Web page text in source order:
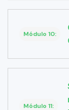
Módulo 10:
Módulo 11: